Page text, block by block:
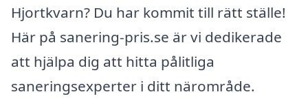
Hjortkvarn? Du har kommit till rätt ställe!
Här på sanering-pris.se är vi dedikerade
att hjälpa dig att hitta pålitliga
saneringsexperter i ditt närområde.